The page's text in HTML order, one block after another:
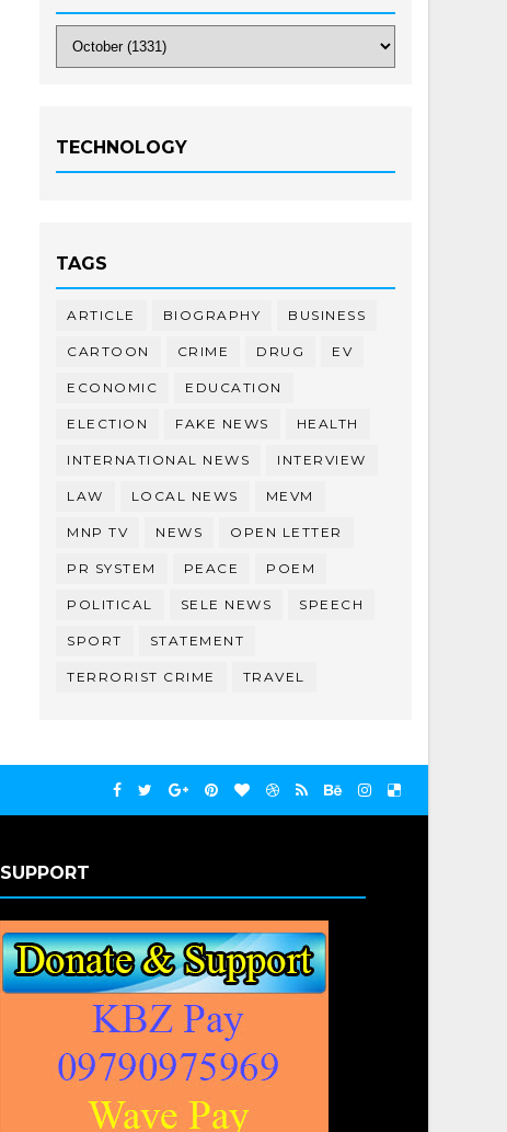
TECHNOLOGY
TAGS
ARTICLE BIOGRAPHY BUSINESS
CARTOON CRIME DRUG EV
ECONOMIC EDUCATION
ELECTION FAKE NEWS HEALTH
INTERNATIONAL NEWS INTERVIEW
LAW LOCAL NEWS MEVM
MNP TV NEWS OPEN LETTER
PR SYSTEM PEACE POEM
POLITICAL SELE NEWS SPEECH
SPORT STATEMENT
TERRORIST CRIME TRAVEL
SUPPORT